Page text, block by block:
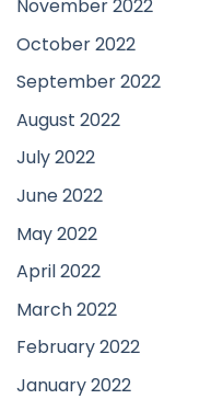
November 2022
October 2022
September 2022
August 2022
July 2022
June 2022
May 2022
April 2022
March 2022
February 2022
January 2022